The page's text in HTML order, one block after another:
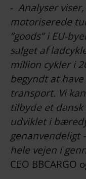
- Analyser
motoriserede
”goods” i EU-
salget af
million cykler i
begyndt at
transport. Vi
tilbyde et
udviklet i
genanvendeligt
hele vejen i
CEO BBCARGO